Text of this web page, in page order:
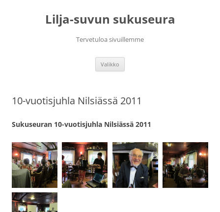
Lilja-suvun sukuseura
Tervetuloa sivuillemme
Valikko
10-vuotisjuhla Nilsiässä 2011
Sukuseuran 10-vuotisjuhla Nilsiässä 2011